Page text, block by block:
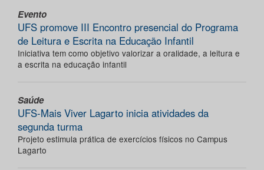
Evento
UFS promove III Encontro presencial do Programa
de Leitura e Escrita na Educação Infantil
Iniciativa tem como objetivo valorizar a oralidade, a leitura e
a escrita na educação infantil
Saúde
UFS-Mais Viver Lagarto inicia atividades da
segunda turma
Projeto estimula prática de exercícios físicos no Campus
Lagarto